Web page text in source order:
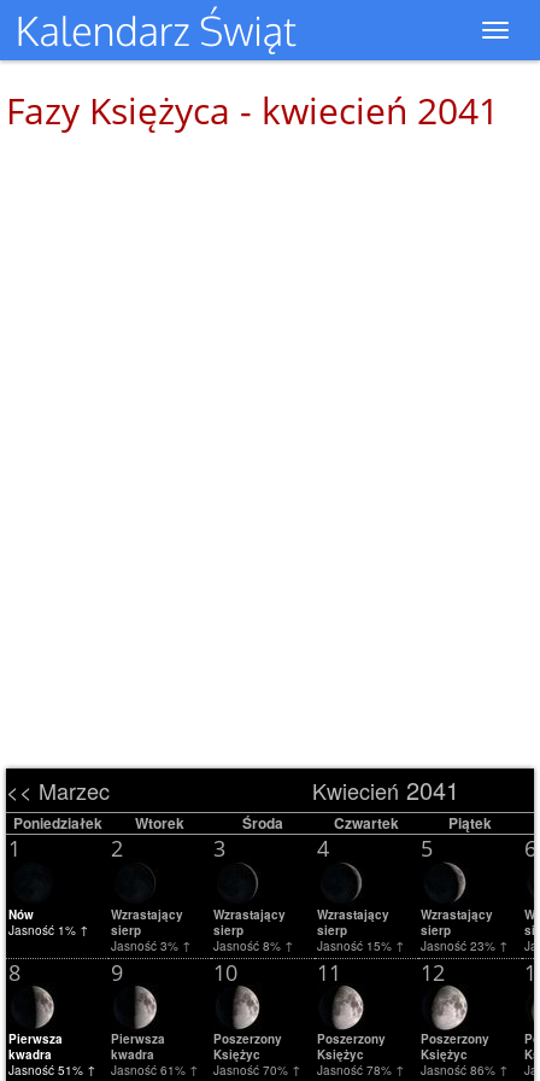
Fazy Księżyca - kwiecień 2041
<< Marzec Kwiecień 2041
Poniedziałek Wtorek Środa Czwartek Piątek
1
Nów
Jasność 1% ↑
2
Wzrastający
sierp
Jasność 3% ↑
3
Wzrastający
sierp
Jasność 8% ↑
4
Wzrastający
sierp
Jasność 15% ↑
5
Wzrastający
sierp
Jasność 23% ↑
6
8
Pierwsza
kwadra
Jasność 51% ↑
9
Pierwsza
kwadra
Jasność 61% ↑
10
Poszerzony
Księżyc
Jasność 70% ↑
11
Poszerzony
Księżyc
Jasność 78% ↑
12
Poszerzony
Księżyc
Jasność 86% ↑